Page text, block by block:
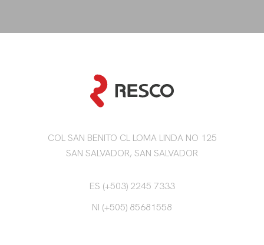
COL SAN BENITO CL LOMA LINDA NO 125
SAN SALVADOR, SAN SALVADOR
ES (+503) 2245 7333
NI (+505) 85681558